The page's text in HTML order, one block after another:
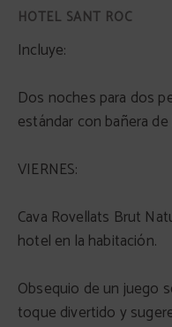
Incluye:
Dos noches para dos
estándar con bañera
VIERNES:
Cava Rovellats Brut
hotel en la habitación.
Obsequio de un juego
toque divertido y